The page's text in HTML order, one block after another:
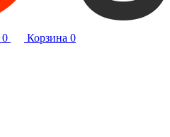
0 Корзина 0